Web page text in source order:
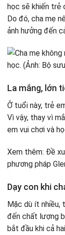
học sẽ khiến trẻ
Do đó, cha mẹ
ảnh hưởng đến
La mắng, lớn
Ở tuổi này, trẻ
Vì vậy, thay vì
em vui chơi và
Xem thêm: Đề
phương pháp
Dạy con khi
Mặc dù ít nhiều,
đến chất lượng
bắt đầu khi cả